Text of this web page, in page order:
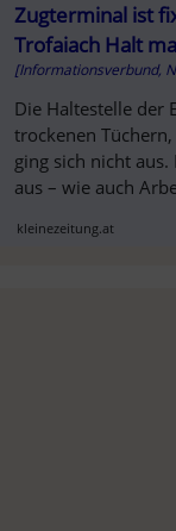
Zugterminal ist
Trofaiach Halt
[Informationsverbund,
Die Haltestelle der
trockenen
ging sich nicht
aus – wie auch
kleinezeitung.at